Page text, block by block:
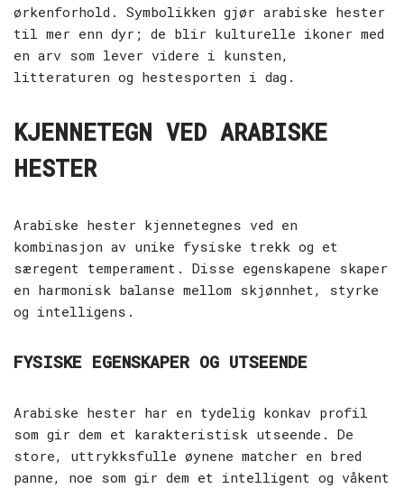
ørkenforhold. Symbolikken gjør arabiske hester
til mer enn dyr; de blir kulturelle ikoner med
en arv som lever videre i kunsten,
litteraturen og hestesporten i dag.
KJENNETEGN VED ARABISKE
HESTER
Arabiske hester kjennetegnes ved en
kombinasjon av unike fysiske trekk og et
særegent temperament. Disse egenskapene skaper
en harmonisk balanse mellom skjønnhet, styrke
og intelligens.
FYSISKE EGENSKAPER OG UTSEENDE
Arabiske hester har en tydelig konkav profil
som gir dem et karakteristisk utseende. De
store, uttrykksfulle øynene matcher en bred
panne, noe som gir dem et intelligent og våkent